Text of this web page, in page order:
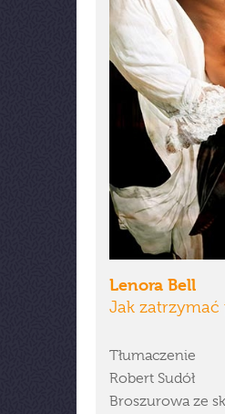
Lenora Bell
Jak zatrzymać
Tłumaczenie
Robert Sudół
Broszurowa ze